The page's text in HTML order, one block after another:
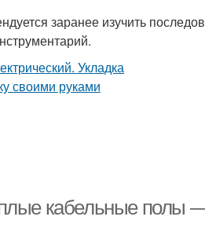
заранее изучить
кабельные полы